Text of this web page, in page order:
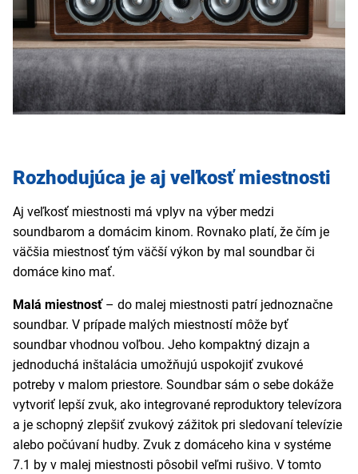
Rozhodujúca je aj veľkosť miestnosti
Aj veľkosť miestnosti má vplyv na výber medzi
soundbarom a domácim kinom. Rovnako platí, že čím je
väčšia miestnosť tým väčší výkon by mal soundbar či
domáce kino mať.
Malá miestnosť – do malej miestnosti patrí jednoznačne
soundbar. V prípade malých miestností môže byť
soundbar vhodnou voľbou. Jeho kompaktný dizajn a
jednoduchá inštalácia umožňujú uspokojiť zvukové
potreby v malom priestore. Soundbar sám o sebe dokáže
vytvoriť lepší zvuk, ako integrované reproduktory televízora
a je schopný zlepšiť zvukový zážitok pri sledovaní televízie
alebo počúvaní hudby. Zvuk z domáceho kina v systéme
7.1 by v malej miestnosti pôsobil veľmi rušivo. V tomto